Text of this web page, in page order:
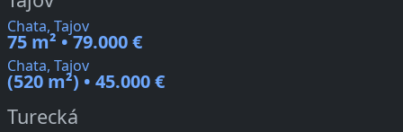
Chata, Tajov
75 m² • 79.000 €
Chata, Tajov
(520 m²) • 45.000 €
Turecká